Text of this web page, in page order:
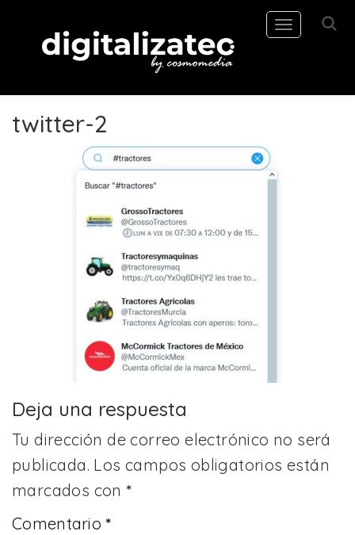
Toggle
navigation
twitter-2
Deja una respuesta
Tu dirección de correo electrónico no será
publicada. Los campos obligatorios están
marcados con*
Comentario*